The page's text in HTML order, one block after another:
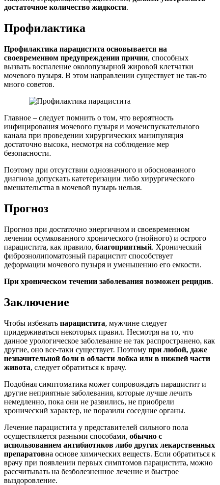
достаточное количество жидкости.
Профилактика
Профилактика парацистита основывается на
своевременном предупреждении причин, способных
вызвать воспаление околопузырной жировой клетчатки
мочевого пузыря. В этом направлении существует не так-то
много советов.
Главное – следует помнить о том, что вероятность
инфицирования мочевого пузыря и мочеиспускательного
канала при проведении хирургических манипуляция
достаточно высока, несмотря на соблюдение мер
безопасности.
Поэтому при отсутствии однозначного и обоснованного
диагноза допускать катетеризации либо хирургического
вмешательства в мочевой пузырь нельзя.
Прогноз
Прогноз при достаточно энергичном и своевременном
лечении осумкованного хронического (гнойного) и острого
парацистита, как правило, благоприятный. Хронический
фибрознолипоматозный парацистит способствует
деформации мочевого пузыря и уменьшению его емкости.
При хроническом течении заболевания возможен рецидив.
Заключение
Чтобы избежать парацистита, мужчине следует
придерживаться некоторых правил. Несмотря на то, что
данное урологическое заболевание не так распространено, как
другие, оно все-таки существует. Поэтому при любой, даже
незначительной боли в области лобка или в нижней части
живота, следует обратиться к врачу.
Подобная симптоматика может сопровождать парацистит и
другие неприятные заболевания, которые лучше лечить
немедленно, пока они не развились, не приобрели
хронический характер, не поразили соседние органы.
Лечение парацистита у представителей сильного пола
осуществляется разными способами, обычно с
использованием антибиотиков либо других лекарственных
препаратовна основе химических веществ. Если обратиться к
врачу при появлении первых симптомов парацистита, можно
рассчитывать на безболезненное лечение и быстрое
выздоровление.